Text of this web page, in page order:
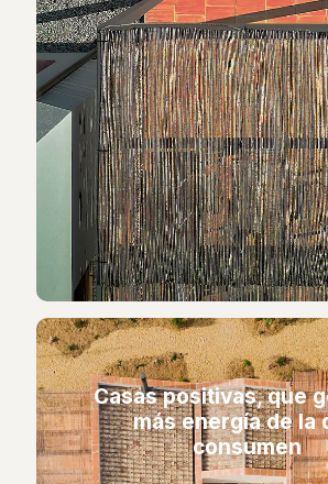
Casas positivas, que
más energía de la
consumen